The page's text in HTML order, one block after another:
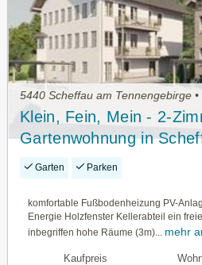
5440 Scheffau am Tennengebirge
Klein, Fein, Mein - 2-
Gartenwohnung in
Tennengebirge -
Garten Parken
komfortable Fußbodenheizung PV-
Energie Holzfenster Kellerabteil ein
inbegriffen hohe Räume (3m)...
mehr
Kaufpreis